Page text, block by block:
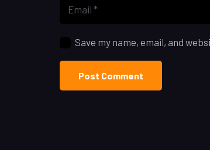
Save my name, email, and
Post Comment